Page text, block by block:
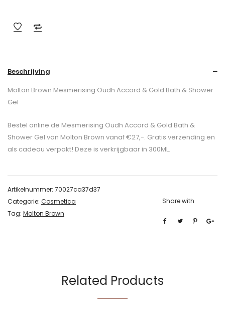
Beschrijving
Molton Brown Mesmerising Oudh Accord & Gold Bath & Shower
Gel
Bestel online de Mesmerising Oudh Accord & Gold Bath &
Shower Gel van Molton Brown vanaf €27,-. Gratis verzending en
als cadeau verpakt! Deze is verkrijgbaar in 300ML.
Artikelnummer: 70027ca37d37
Categorie: Cosmetica
Tag: Molton Brown
Share with
Related Products